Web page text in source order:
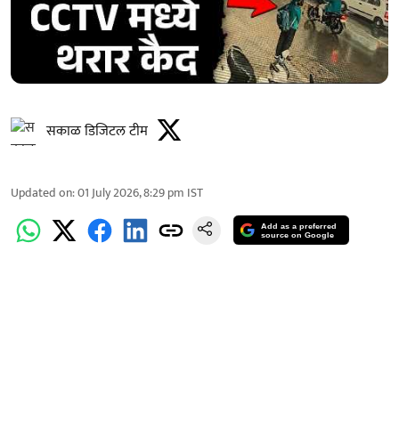
सकाळ डिजिटल टीम
Updated on:01 July 2026, 8:29 pm IST
Add as a preferred
source on Google